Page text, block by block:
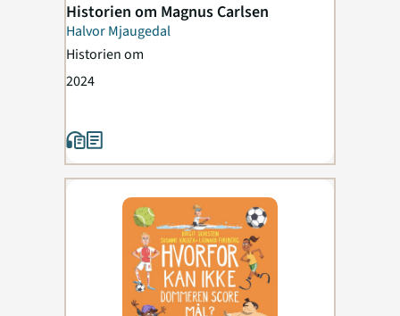
Historien om Magnus Carlsen
Halvor Mjaugedal
Historien om
2024